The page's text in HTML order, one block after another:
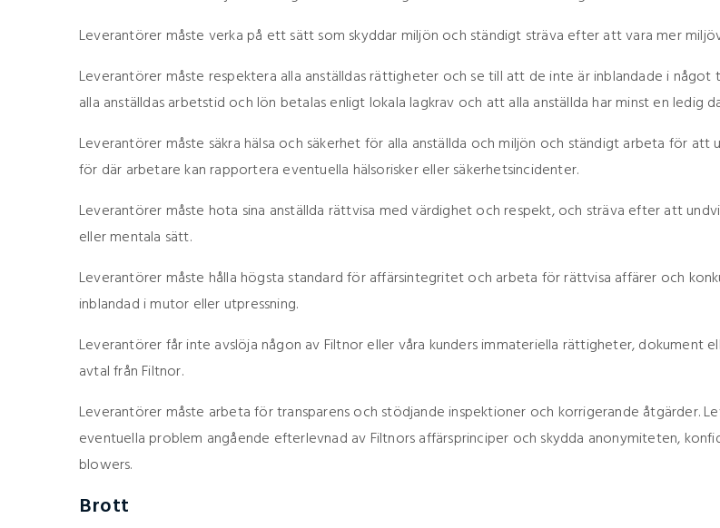
Leverantörer måste verka på ett sätt som skyddar miljön och ständigt sträva efter att vara mer
Leverantörer måste respektera alla anställdas rättigheter och se till att de inte är inblandade i
alla anställdas arbetstid och lön betalas enligt lokala lagkrav och att alla anställda har minst en ledig
Leverantörer måste säkra hälsa och säkerhet för alla anställda och miljön och ständigt arbeta för att
för där arbetare kan rapportera eventuella hälsorisker eller säkerhetsincidenter.
Leverantörer måste hota sina anställda rättvisa med värdighet och respekt, och sträva efter att
eller mentala sätt.
Leverantörer måste hålla högsta standard för affärsintegritet och arbeta för rättvisa affärer och
inblandad i mutor eller utpressning.
Leverantörer får inte avslöja någon av Filtnor eller våra kunders immateriella rättigheter, dokument
avtal från Filtnor.
Leverantörer måste arbeta för transparens och stödjande inspektioner och korrigerande åtgärder.
eventuella problem angående efterlevnad av Filtnors affärsprinciper och skydda anonymiteten,
blowers.
Brott